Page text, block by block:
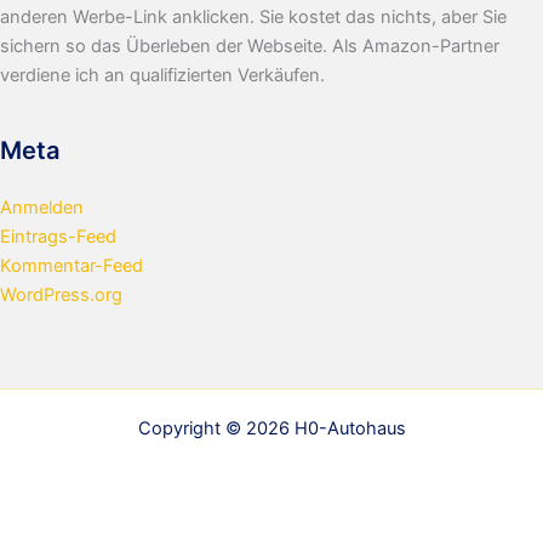
anderen Werbe-Link anklicken. Sie kostet das nichts, aber Sie
sichern so das Überleben der Webseite. Als Amazon-Partner
verdiene ich an qualifizierten Verkäufen.
Meta
Anmelden
Eintrags-Feed
Kommentar-Feed
WordPress.org
Copyright © 2026 H0-Autohaus